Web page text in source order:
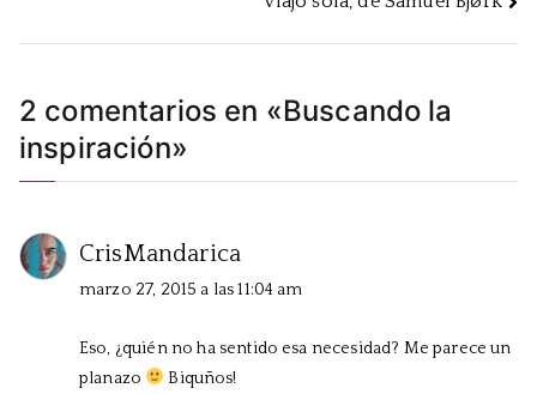
2 comentarios en «Buscando la
inspiración»
CrisMandarica
marzo 27, 2015 a las 11:04 am
Eso, ¿quién no ha sentido esa necesidad? Me parece un
planazo
Biquños!